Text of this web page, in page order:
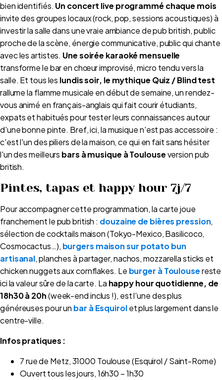
bien identifiés. Un concert live programmé chaque mois
invite des groupes locaux (rock, pop, sessions acoustiques) à
investir la salle dans une vraie ambiance de pub british, public
proche de la scène, énergie communicative, public qui chante
avec les artistes. Une soirée karaoké mensuelle
transforme le bar en chœur improvisé, micro tendu vers la
salle. Et tous les lundis soir, le mythique Quiz / Blind test
rallume la flamme musicale en début de semaine, un rendez-
vous animé en français-anglais qui fait courir étudiants,
expats et habitués pour tester leurs connaissances autour
d'une bonne pinte. Bref, ici, la musique n'est pas accessoire :
c'est l'un des piliers de la maison, ce qui en fait sans hésiter
l'un des meilleurs bars à musique à Toulouseversion pub
british.
Pintes, tapas et happy hour 7j/7
Pour accompagner cette programmation, la carte joue
franchement le pub british : douzaine de bières pression,
sélection de cocktails maison (Tokyo-Mexico, Basilicoco,
Cosmocactus…), burgers maison sur potato bun
artisanal, planches à partager, nachos, mozzarella sticks et
chicken nuggets aux cornflakes. Le burger à Toulousereste
ici la valeur sûre de la carte. La happy hour quotidienne, de
18h30 à 20h(week-end inclus !), est l'une des plus
généreuses pour un bar à Esquirolet plus largement dans le
centre-ville.
Infos pratiques :
7 rue de Metz, 31000 Toulouse (Esquirol / Saint-Rome)
Ouvert tous les jours, 16h30 – 1h30